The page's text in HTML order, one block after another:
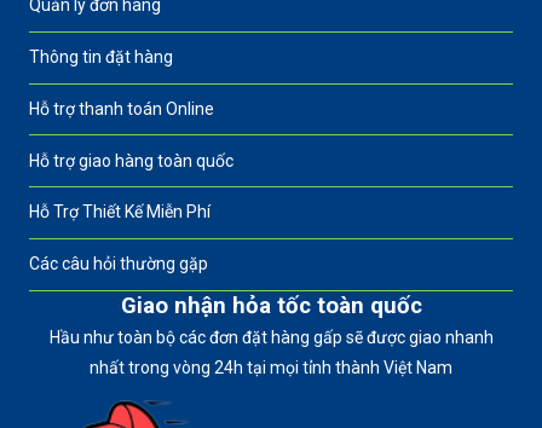
Quản lý đơn hàng
Thông tin đặt hàng
Hỗ trợ thanh toán Online
Hỗ trợ giao hàng toàn quốc
Hỗ Trợ Thiết Kế Miễn Phí
Các câu hỏi thường gặp
Giao nhận hỏa tốc toàn quốc
Hầu như toàn bộ các đơn đặt hàng gấp sẽ được giao nhanh
nhất trong vòng 24h tại mọi tỉnh thành Việt Nam